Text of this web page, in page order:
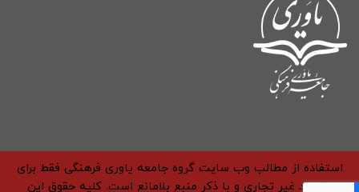
استفاده از مطالب وب سایت گروه جامعه یاوری فرهنگی فقط برای
مقاصد غیر تجاری و با ذکر منبع بلامانع است. کلیه حقوق این